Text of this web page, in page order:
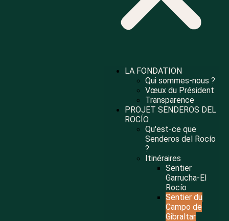
LA FONDATION
Qui sommes-nous ?
Vœux du Président
Transparence
PROJET SENDEROS DEL
ROCÍO
Qu'est-ce que
Senderos del Rocío
?
Itinéraires
Sentier
Garrucha-El
Rocío
Sentier du
Campo de
Gibraltar